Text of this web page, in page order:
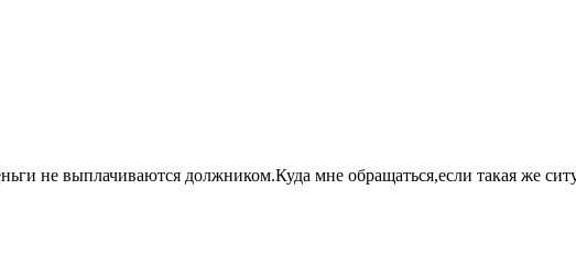
не выплачиваются должником.Куда мне обращаться,если такая же